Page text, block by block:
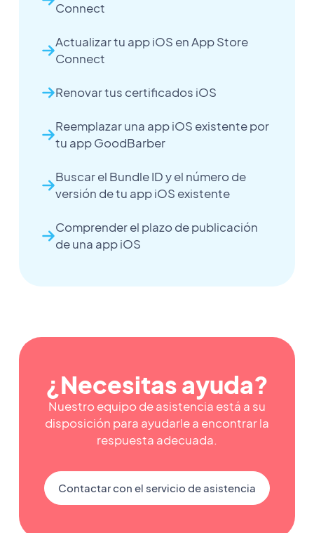
Connect
Actualizar tu app iOS en App Store
Connect
Renovar tus certificados iOS
Reemplazar una app iOS existente por
tu app GoodBarber
Buscar el Bundle ID y el número de
versión de tu app iOS existente
Comprender el plazo de publicación
de una app iOS
¿Necesitas ayuda?
Nuestro equipo de asistencia está a su
disposición para ayudarle a encontrar la
respuesta adecuada.
Contactar con el servicio de asistencia